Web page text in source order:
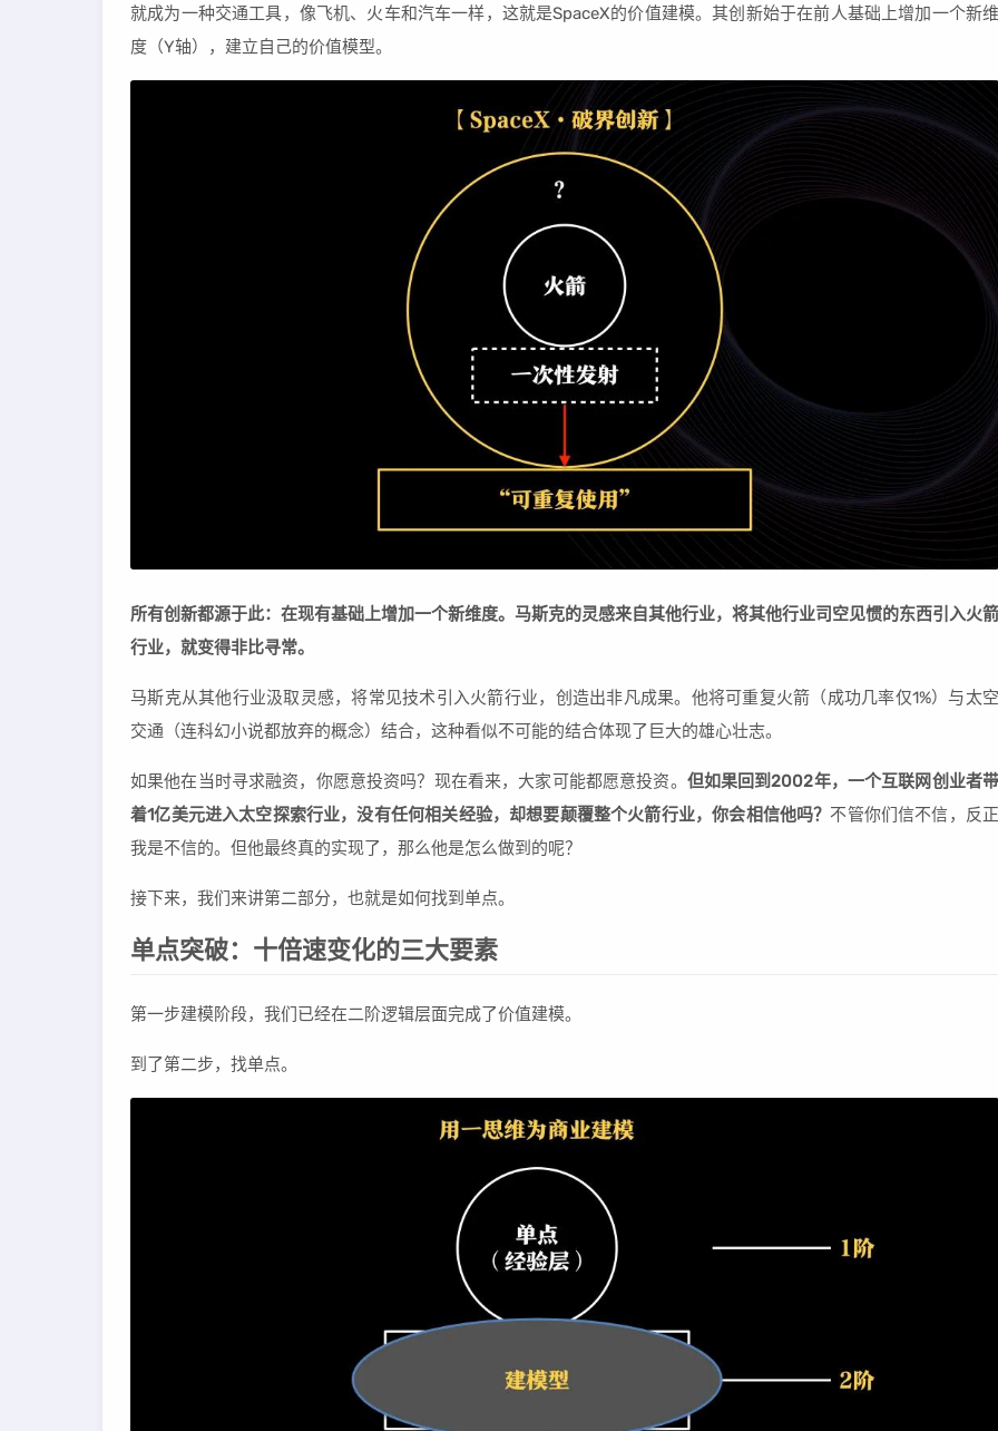
就成为一种交通工具，像飞机、火车和汽车一样，这就是SpaceX的价值建模。其创新始于在前人基础上增加一个新维
度（Y轴），建立自己的价值模型。
所有创新都源于此：在现有基础上增加一个新维度。马斯克的灵感来自其他行业，将其他行业司空见惯的东西引入火箭
行业，就变得非比寻常。
马斯克从其他行业汲取灵感，将常见技术引入火箭行业，创造出非凡成果。他将可重复火箭（成功几率仅1%）与太空
交通（连科幻小说都放弃的概念）结合，这种看似不可能的结合体现了巨大的雄心壮志。
如果他在当时寻求融资，你愿意投资吗？现在看来，大家可能都愿意投资。 但如果回到2002年，一个互联网创业者
着1亿美元进入太空探索行业，没有任何相关经验，却想要颠覆整个火箭行业，你会相信他吗？ 不管你们信不信，反
我是不信的。但他最终真的实现了，那么他是怎么做到的呢？
接下来，我们来讲第二部分，也就是如何找到单点。
单点突破：十倍速变化的三大要素
第一步建模阶段，我们已经在二阶逻辑层面完成了价值建模。
到了第二步，找单点。